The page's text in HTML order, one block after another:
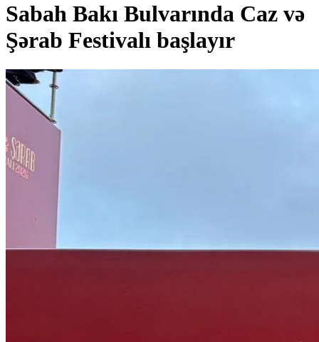
Sabah Bakı Bulvarında Caz və
Şərab Festivalı başlayır